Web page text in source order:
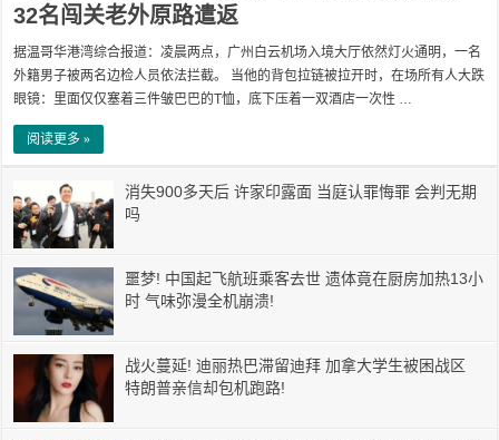
32名闯关老外原路遣返
据温哥华港湾综合报道：凌晨两点，广州白云机场入境大厅依然灯火通明，一名
外籍男子被两名边检人员依法拦截。 当他的背包拉链被拉开时，在场所有人大跌
眼镜：里面仅仅塞着三件皱巴巴的T恤，底下压着一双酒店一次性 …
阅读更多 »
消失900多天后 许家印露面 当庭认罪悔罪 会判无期
吗
噩梦! 中国起飞航班乘客去世 遗体竟在厨房加热13小
时 气味弥漫全机崩溃!
战火蔓延! 迪丽热巴滞留迪拜 加拿大学生被困战区
特朗普亲信却包机跑路!